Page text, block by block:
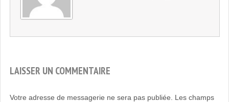
LAISSER UN COMMENTAIRE
Votre adresse de messagerie ne sera pas publiée.
Les champs